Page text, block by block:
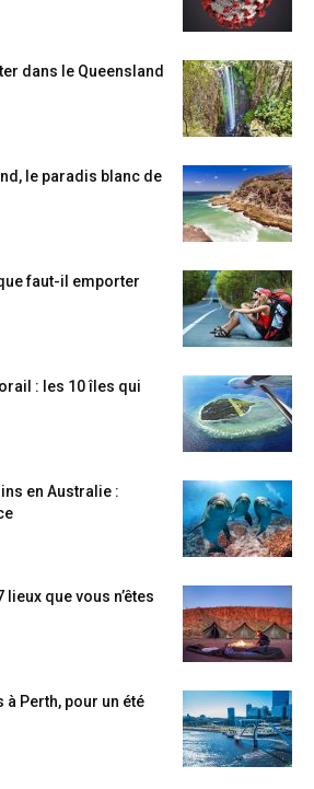
dans le Queensland
le paradis blanc de
faut-il emporter
: les 10 îles qui
en Australie :
que vous n’êtes
Perth, pour un été